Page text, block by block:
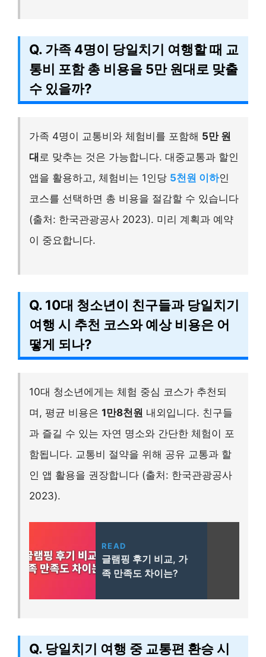
Q. 가족 4명이 당일치기 여행할 때 교
통비 포함 총 비용을 5만 원대로 맞출
수 있을까?
가족 4명이 교통비와 체험비를 포함해 5만 원
대 로 맞추는 것은 가능합니다. 대중교통과 할인
앱을 활용하고, 체험비는 1인당 5천원 이하인
코스를 선택하면 총 비용을 절감할 수 있습니다
(출처: 한국관광공사 2023). 미리 계획과 예약
이 중요합니다.
Q. 10대 청소년이 친구들과 당일치기
여행 시 추천 코스와 예상 비용은 어
떻게 되나?
10대 청소년에게는 체험 중심 코스가 추천되
며, 평균 비용은 1만8천원 내외입니다. 친구들
과 즐길 수 있는 자연 명소와 간단한 체험이 포
함됩니다. 교통비 절약을 위해 공유 교통과 할
인 앱 활용을 권장합니다 (출처: 한국관광공사
2023).
READ
글램핑 후기 비교, 가
족 만족도 차이는?
Q. 당일치기 여행 중 교통편 환승 시